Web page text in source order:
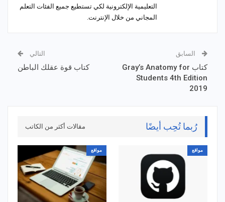
التعليمية الإلكترونية لكي تستطيع جميع الفئات التعلم
المجاني من خلال الإنترنت.
السابق
كتاب Gray’s Anatomy for
Students 4th Edition
2019
التالي
كتاب قوة عقلك الباطن
رُبما تُحِب أيضًا مقالات أكثر من الكاتب
مواقع مواقع